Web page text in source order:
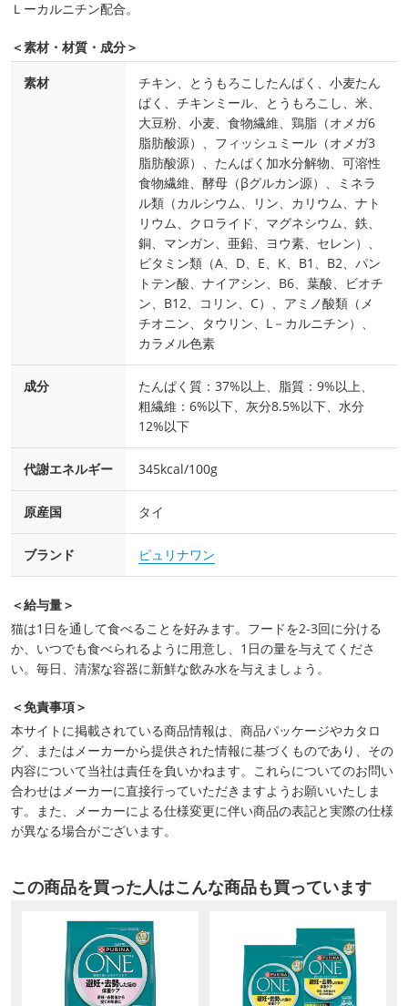
Ｌーカルニチン配合。
＜素材・材質・成分＞
素材
チキン、とうもろこしたんぱく、小麦たん
ぱく、チキンミール、とうもろこし、米、
大豆粉、小麦、食物繊維、鶏脂（オメガ6
脂肪酸源）、フィッシュミール（オメガ3
脂肪酸源）、たんぱく加水分解物、可溶性
食物繊維、酵母（βグルカン源）、ミネラ
ル類（カルシウム、リン、カリウム、ナト
リウム、クロライド、マグネシウム、鉄、
銅、マンガン、亜鉛、ヨウ素、セレン）、
ビタミン類（A、D、E、K、B1、B2、パン
トテン酸、ナイアシン、B6、葉酸、ビオチ
ン、B12、コリン、C）、アミノ酸類（メ
チオニン、タウリン、L－カルニチン）、
カラメル色素
成分
たんぱく質：37%以上、脂質：9%以上、
粗繊維：6%以下、灰分8.5%以下、水分
12%以下
代謝エネルギー 345kcal/100g
原産国 タイ
ブランド ピュリナワン
＜給与量＞
猫は1日を通して食べることを好みます。フードを2-3回に分ける
か、いつでも食べられるように用意し、1日の量を与えてくださ
い。毎日、清潔な容器に新鮮な飲み水を与えましょう。
＜免責事項＞
本サイトに掲載されている商品情報は、商品パッケージやカタロ
グ、またはメーカーから提供された情報に基づくものであり、その
内容について当社は責任を負いかねます。これらについてのお問い
合わせはメーカーに直接行っていただきますようお願いいたしま
す。また、メーカーによる仕様変更に伴い商品の表記と実際の仕様
が異なる場合がございます。
この商品を買った人はこんな商品も買っています